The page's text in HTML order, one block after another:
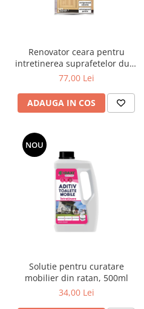
Renovator ceara pentru
intretinerea suprafetelor dure
din lemn, 250ml
77,00 Lei
ADAUGA IN COS
NOU
Solutie pentru curatare
mobilier din ratan, 500ml
34,00 Lei